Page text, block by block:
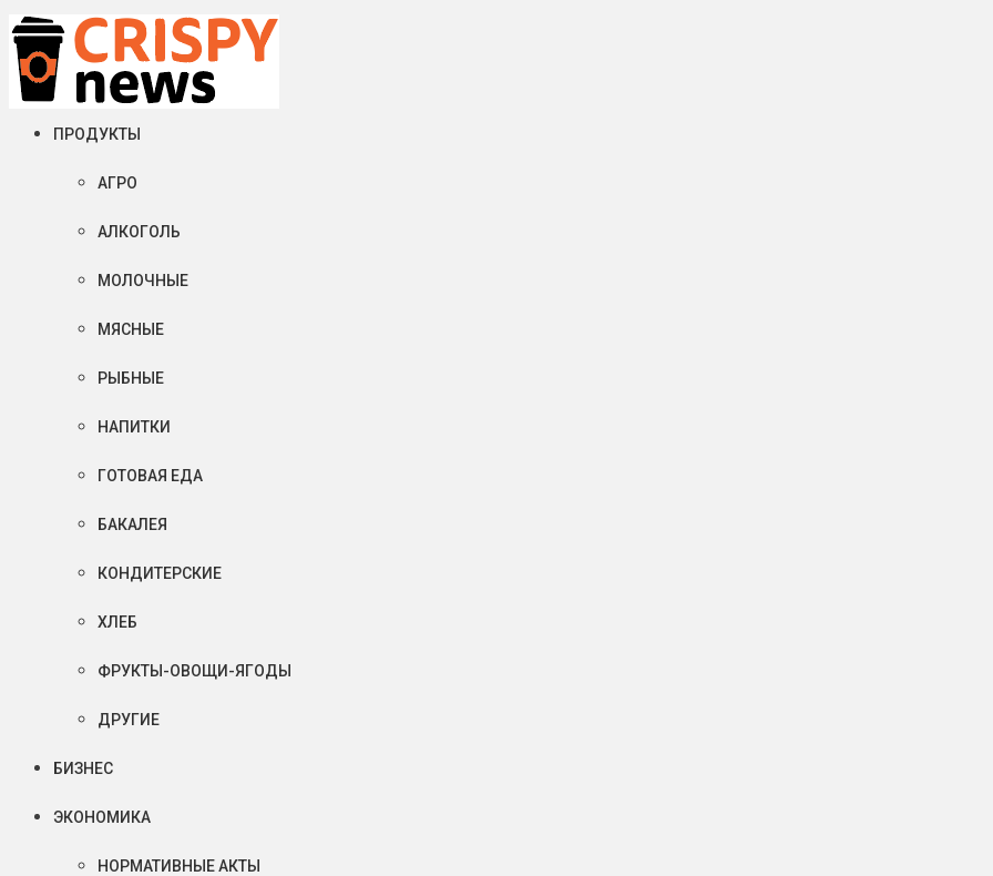
Пятница, 07 августа, 2026
Crispy News/Криспи Ньюс
События и тенденции рынка пищевой промышленности в России и мире
ПРОДУКТЫ
АГРО
АЛКОГОЛЬ
МОЛОЧНЫЕ
МЯСНЫЕ
РЫБНЫЕ
НАПИТКИ
ГОТОВАЯ ЕДА
БАКАЛЕЯ
КОНДИТЕРСКИЕ
ХЛЕБ
ФРУКТЫ-ОВОЩИ-ЯГОДЫ
ДРУГИЕ
БИЗНЕС
ЭКОНОМИКА
НОРМАТИВНЫЕ АКТЫ